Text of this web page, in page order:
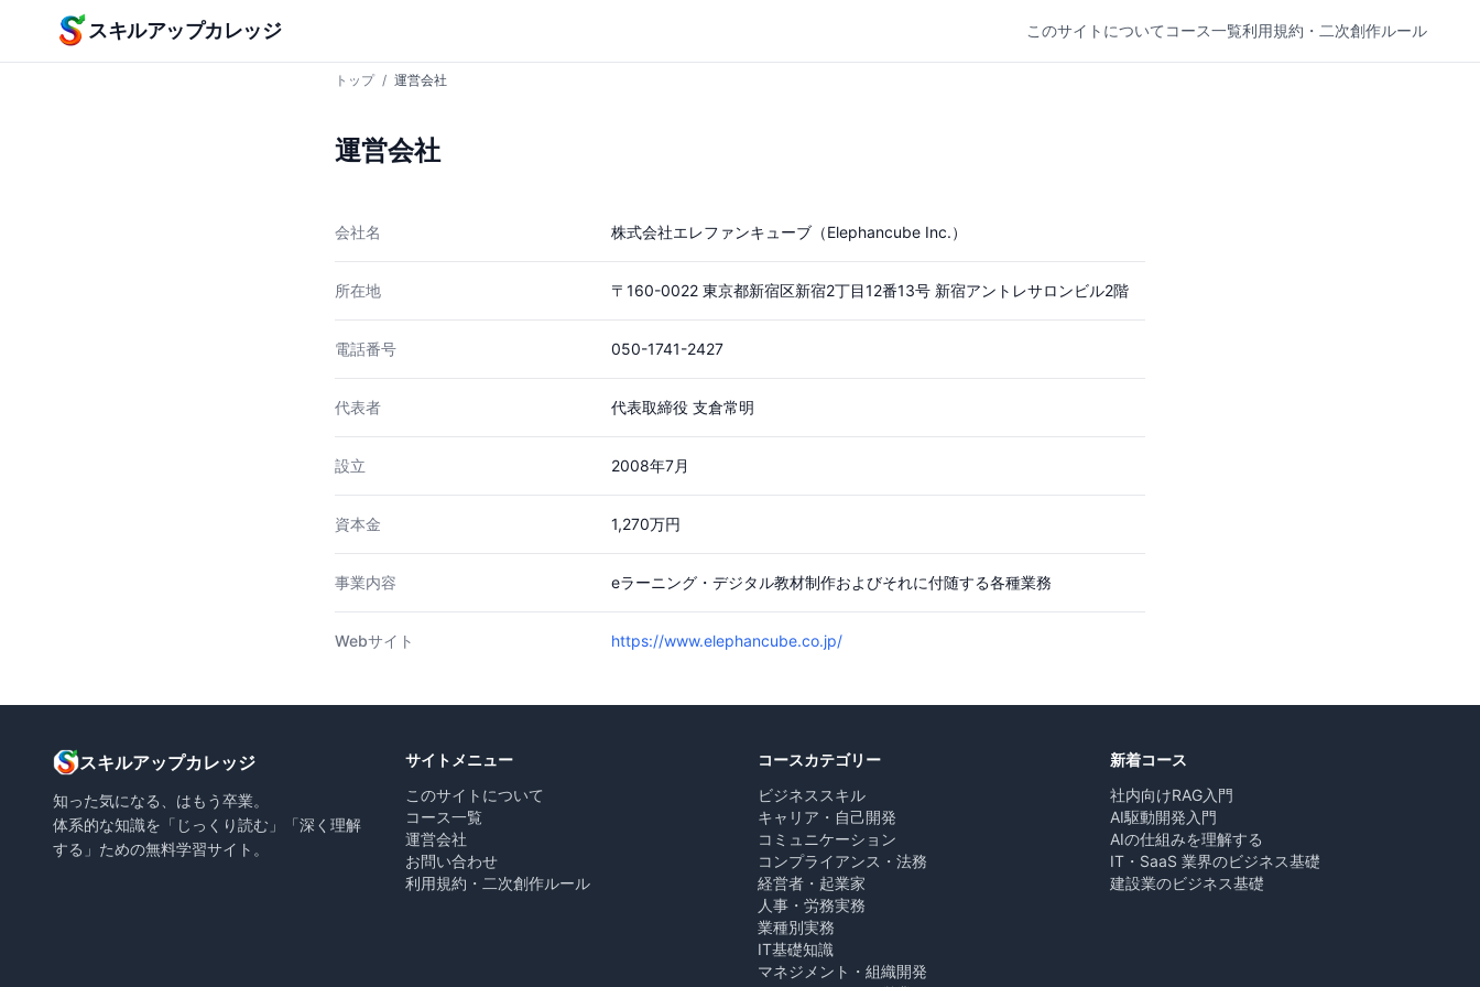
本文へスキップ
スキルアップカレッジ このサイトについて コース一覧利用規約・二次創作ルール
トップ / 運営会社
運営会社
会社名 株式会社エレファンキューブ（Elephancube Inc.）
所在地 〒160-0022 東京都新宿区新宿2丁目12番13号 新宿アントレサロンビル2階
電話番号 050-1741-2427
代表者 代表取締役 支倉常明
設立 2008年7月
資本金 1,270万円
事業内容 eラーニング・デジタル教材制作およびそれに付随する各種業務
Webサイト https://www.elephancube.co.jp/
スキルアップカレッジ
知った気になる、はもう卒業。
体系的な知識を「じっくり読む」「深く理解
する」ための無料学習サイト。
サイトメニュー
このサイトについて
コース一覧
運営会社
お問い合わせ
利用規約・二次創作ルール
コースカテゴリー
ビジネススキル
キャリア・自己開発
コミュニケーション
コンプライアンス・法務
経営者・起業家
人事・労務実務
業種別実務
IT基礎知識
マネジメント・組織開発
新着コース
社内向けRAG入門
AI駆動開発入門
AIの仕組みを理解する
IT・SaaS 業界のビジネス基礎
建設業のビジネス基礎